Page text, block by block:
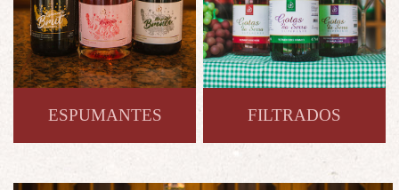
ESPUMANTES FILTRADOS